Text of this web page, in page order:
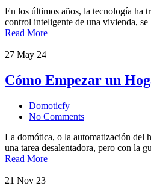
En los últimos años, la tecnología ha
control inteligente de una vivienda,
Read More
27 May 24
Cómo Empezar un
Domoticfy
No Comments
La domótica, o la automatización del
una tarea desalentadora, pero con la
Read More
21 Nov 23